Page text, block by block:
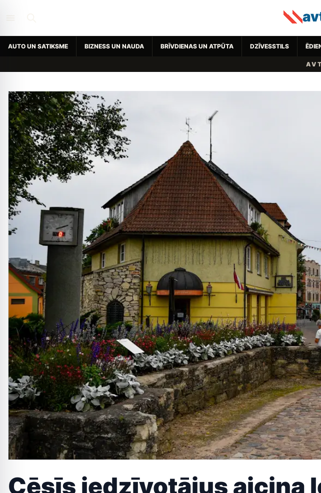
AUTO UN SATIKSME BIZNESS UN NAUDA BRĪVDIENAS UN ATPŪTA DZĪVESSTILS
Cēsīs iedzīvotājus aicina